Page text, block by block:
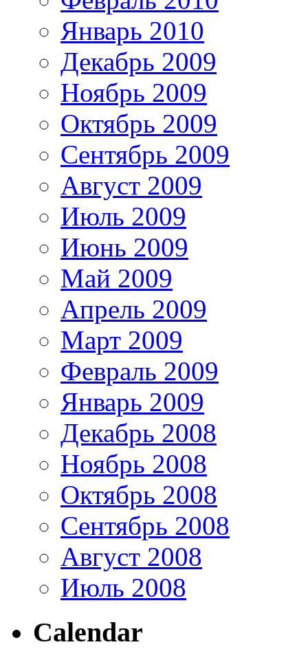
Январь 2010
Декабрь 2009
Ноябрь 2009
Октябрь 2009
Сентябрь 2009
Август 2009
Июль 2009
Июнь 2009
Май 2009
Апрель 2009
Март 2009
Февраль 2009
Январь 2009
Декабрь 2008
Ноябрь 2008
Октябрь 2008
Сентябрь 2008
Август 2008
Июль 2008
Calendar